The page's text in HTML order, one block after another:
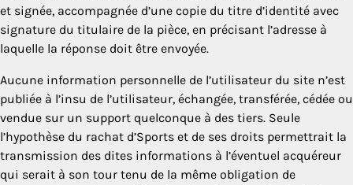
et signée, accompagnée d’une copie du titre d’identité avec
signature du titulaire de la pièce, en précisant l’adresse à
laquelle la réponse doit être envoyée.
Aucune information personnelle de l’utilisateur du site n’est
publiée à l’insu de l’utilisateur, échangée, transférée, cédée ou
vendue sur un support quelconque à des tiers. Seule
l’hypothèse du rachat d’Sports et de ses droits permettrait la
transmission des dites informations à l’éventuel acquéreur
qui serait à son tour tenu de la même obligation de